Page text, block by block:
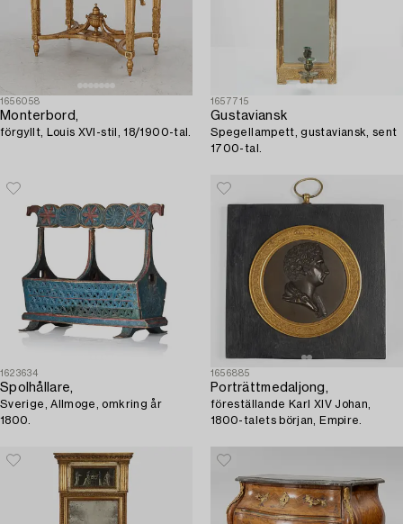
1656058
Monterbord,
förgyllt, Louis XVI-stil, 18/1900-tal.
1657715
Gustaviansk
Spegellampett, gustaviansk, sent
1700-tal.
1623634
Spolhållare,
Sverige, Allmoge, omkring år
1800.
1656885
Porträttmedaljong,
föreställande Karl XIV Johan,
1800-talets början, Empire.